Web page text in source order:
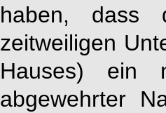
haben, dass
zeitweiligen
Hauses) ein
abgewehrter